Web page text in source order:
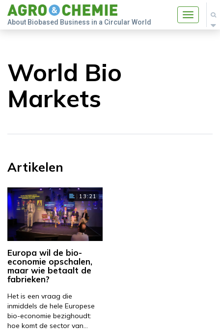
Toggle
About Biobased Business in a Circular World
World Bio
Markets
Artikelen
13:21
Europa wil de bio-
economie opschalen,
maar wie betaalt de
fabrieken?
Het is een vraag die
inmiddels de hele Europese
bio-economie bezighoudt:
hoe komt de sector van…